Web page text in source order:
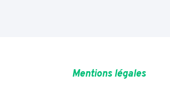
Mentions légales